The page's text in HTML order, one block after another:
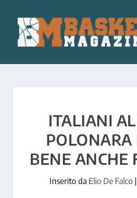
ITALIANI
BENE ANCHE
Inserito da Elio De Falco |